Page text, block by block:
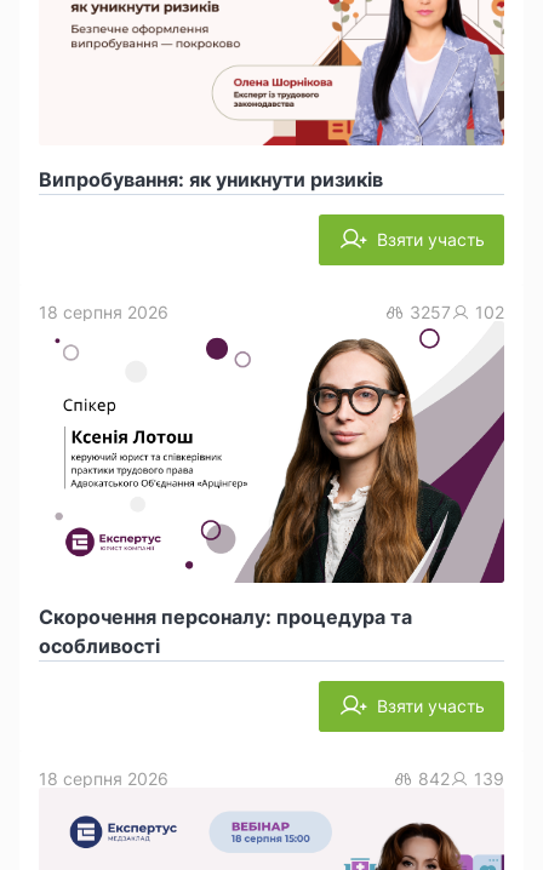
Випробування: як уникнути ризиків
Взяти участь
Скорочення персоналу: процедура та
особливості
18 серпня 2026 3257 102
Взяти участь
18 серпня 2026 842 139